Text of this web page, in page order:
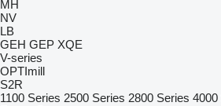
MH
NV
LB
GEH GEP XQE
V-series
OPTImill
S2R
1100 Series 2500 Series 2800 Series 4000